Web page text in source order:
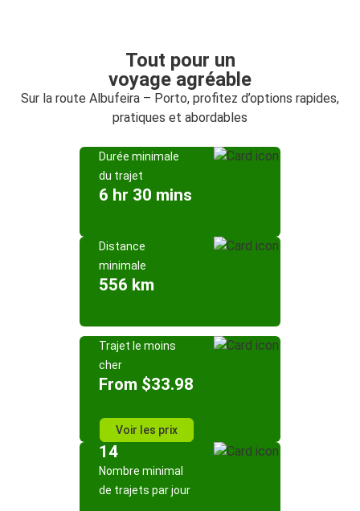
Tout pour un
voyage agréable
Sur la route Albufeira – Porto, profitez d’options rapides,
pratiques et abordables
Durée minimale
du trajet
6 hr 30 mins
Distance
minimale
556 km
Trajet le moins
cher
From $33.98
Voir les prix
14
Nombre minimal
de trajets par jour